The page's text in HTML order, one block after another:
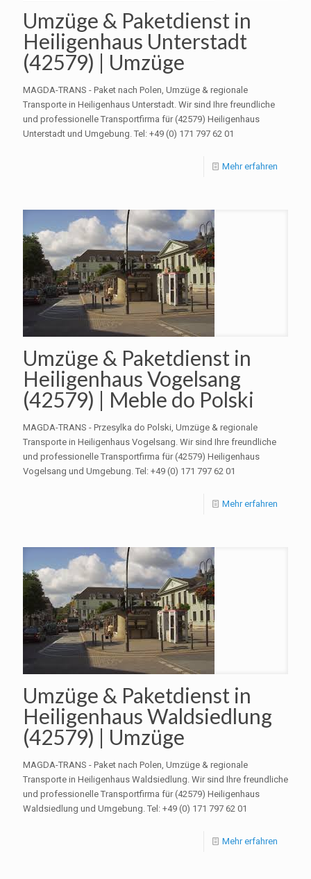
Umzüge & Paketdienst in
Heiligenhaus Unterstadt
(42579) | Umzüge
MAGDA-TRANS - Paket nach Polen, Umzüge & regionale
Transporte in Heiligenhaus Unterstadt. Wir sind Ihre freundliche
und professionelle Transportfirma für (42579) Heiligenhaus
Unterstadt und Umgebung. Tel: +49 (0) 171 797 62 01
Mehr erfahren
Umzüge & Paketdienst in
Heiligenhaus Vogelsang
(42579) | Meble do Polski
MAGDA-TRANS - Przesylka do Polski, Umzüge & regionale
Transporte in Heiligenhaus Vogelsang. Wir sind Ihre freundliche
und professionelle Transportfirma für (42579) Heiligenhaus
Vogelsang und Umgebung. Tel: +49 (0) 171 797 62 01
Mehr erfahren
Umzüge & Paketdienst in
Heiligenhaus Waldsiedlung
(42579) | Umzüge
MAGDA-TRANS - Paket nach Polen, Umzüge & regionale
Transporte in Heiligenhaus Waldsiedlung. Wir sind Ihre freundliche
und professionelle Transportfirma für (42579) Heiligenhaus
Waldsiedlung und Umgebung. Tel: +49 (0) 171 797 62 01
Mehr erfahren